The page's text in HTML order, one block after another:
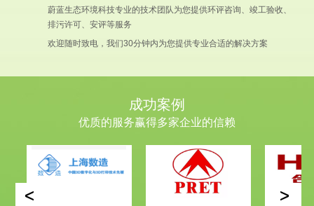
蔚蓝生态环境科技专业的技术团队为您提供环评咨询、竣工验收、
排污许可、安评等服务
欢迎随时致电，我们30分钟内为您提供专业合适的解决方案
成功案例
优质的服务赢得多家企业的信赖
< >